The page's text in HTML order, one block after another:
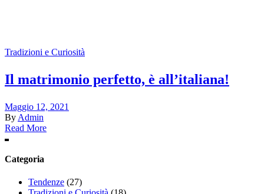
Tradizioni e Curiosità
Il matrimonio perfetto, è all’italiana!
Maggio 12, 2021
ByAdmin
Read More
Categoria
Tendenze (27)